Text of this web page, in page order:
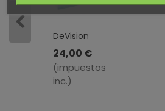
DeVision
Retinox ·
Pharma
OTC ·
30
24,00 €
(impuestos
inc.)